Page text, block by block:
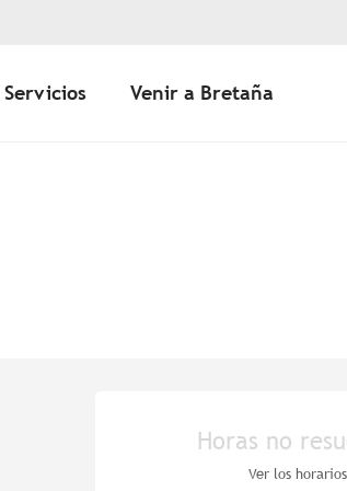
Servicios Venir a Bretaña
Horas no
Ver los horarios